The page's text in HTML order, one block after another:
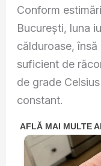
Conform
București, luna
călduroase,
suficient de
de grade
constant.